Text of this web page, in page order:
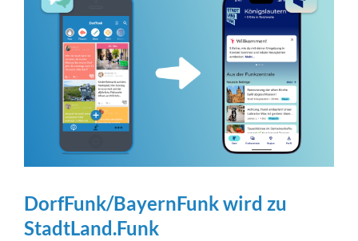
DorfFunk/BayernFunk wird zu
StadtLand.Funk